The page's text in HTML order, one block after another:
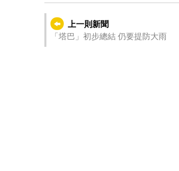
上一則新聞
「塔巴」初步總結 仍要提防大雨